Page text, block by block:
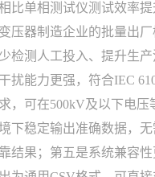
比单相测试仪测试效率提
压器制造企业的批量出
检测人工投入、提升生
扰能力更强，符合IEC
，可在500kV及以下电压
下稳定输出准确数据，
结果；第五是系统兼容性